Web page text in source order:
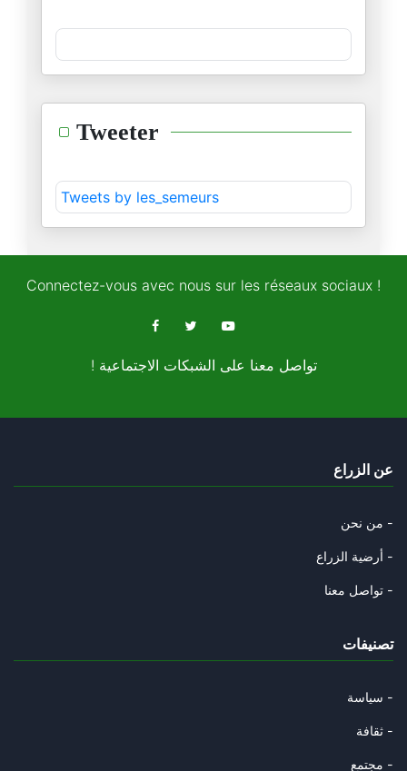
20/01/2026
16/01/2026
02/01/2026
24/12/2025
Tweeter
Tweets by les_semeurs
Connectez-vous avec nous sur les réseaux sociaux !
! تواصل معنا على الشبكات الاجتماعية
عن الزراع
من نحن -
أرضية الزراع -
تواصل معنا -
تصنيفات
سياسة -
ثقافة -
مجتمع -